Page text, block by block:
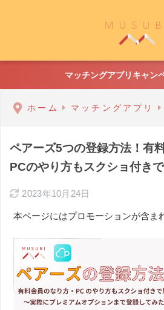
マッチングアプリキャン
ホーム マッチングアプリ
ペアーズ5つの登録方法！有
PCのやり方もスクショ付きで
2023年10月24日
本ページにはプロモーションが含ま